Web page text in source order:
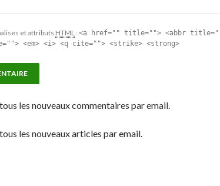
et attributs HTML : <a href="" title=""> <abbr
<em> <i> <q cite=""> <strike> <strong>
les nouveaux commentaires par email.
les nouveaux articles par email.